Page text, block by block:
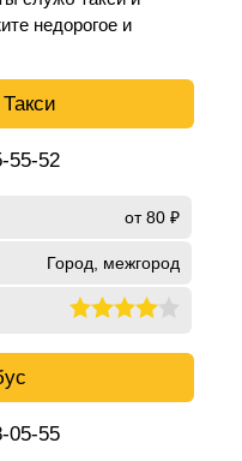
недорогое и
55-52
от 80 ₽
Город, межгород
05-55